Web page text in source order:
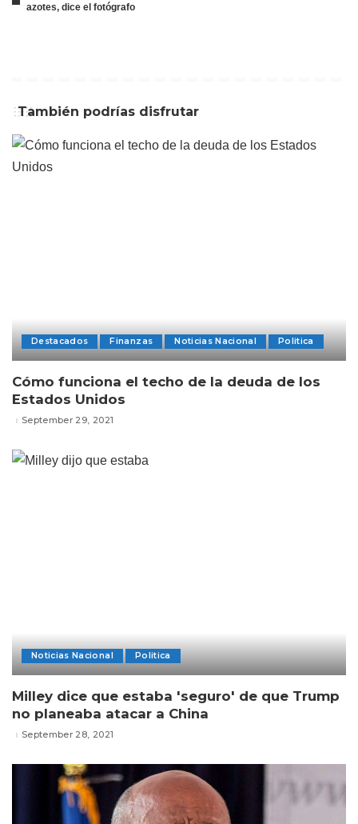
azotes, dice el fotógrafo
También podrías disfrutar
Destacados Finanzas Noticias Nacional Politica
Cómo funciona el techo de la deuda de los
Estados Unidos
September 29, 2021
Noticias Nacional Politica
Milley dice que estaba 'seguro' de que Trump
no planeaba atacar a China
September 28, 2021